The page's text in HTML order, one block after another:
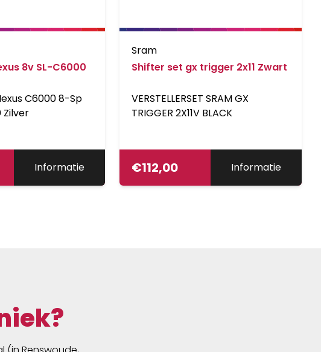
8v SL-C6000
C6000 8-Sp
Zilver
Informatie
Sram
Shifter set gx trigger 2x11 Zwart
VERSTELLERSET SRAM GX
TRIGGER 2X11V BLACK
€112,00 Informatie